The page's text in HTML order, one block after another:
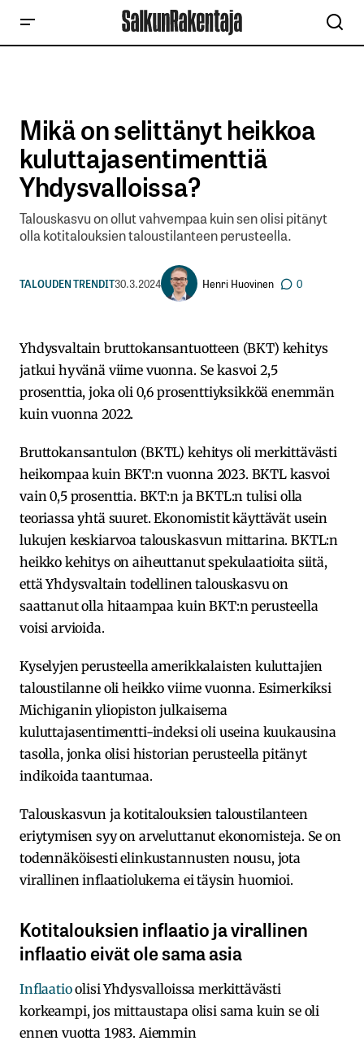
Mikä on selittänyt heikkoa
kuluttajasentimenttiä
Yhdysvalloissa?
Talouskasvu on ollut vahvempaa kuin sen olisi pitänyt
olla kotitalouksien taloustilanteen perusteella.
TALOUDEN TRENDIT30.3.2024 Henri Huovinen 0
Yhdysvaltain bruttokansantuotteen (BKT) kehitys
jatkui hyvänä viime vuonna. Se kasvoi 2,5
prosenttia, joka oli 0,6 prosenttiyksikköä enemmän
kuin vuonna 2022.
Bruttokansantulon (BKTL) kehitys oli merkittävästi
heikompaa kuin BKT:n vuonna 2023. BKTL kasvoi
vain 0,5 prosenttia. BKT:n ja BKTL:n tulisi olla
teoriassa yhtä suuret. Ekonomistit käyttävät usein
lukujen keskiarvoa talouskasvun mittarina. BKTL:n
heikko kehitys on aiheuttanut spekulaatioita siitä,
että Yhdysvaltain todellinen talouskasvu on
saattanut olla hitaampaa kuin BKT:n perusteella
voisi arvioida.
Kyselyjen perusteella amerikkalaisten kuluttajien
taloustilanne oli heikko viime vuonna. Esimerkiksi
Michiganin yliopiston julkaisema
kuluttajasentimentti-indeksi oli useina kuukausina
tasolla, jonka olisi historian perusteella pitänyt
indikoida taantumaa.
Talouskasvun ja kotitalouksien taloustilanteen
eriytymisen syy on arveluttanut ekonomisteja. Se on
todennäköisesti elinkustannusten nousu, jota
virallinen inflaatiolukema ei täysin huomioi.
Kotitalouksien inflaatio ja virallinen
inflaatio eivät ole sama asia
Inflaatioolisi Yhdysvalloissa merkittävästi
korkeampi, jos mittaustapa olisi sama kuin se oli
ennen vuotta 1983. Aiemmin